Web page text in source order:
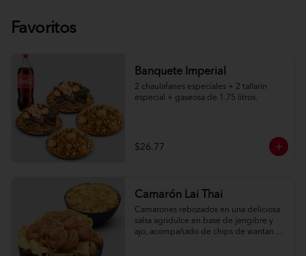
Favoritos
Banquete Imperial
2 chaulafanes especiales + 2 tallarin
especial + gaseosa de 1.75 litros.
$26.77
Camarón Lai Thai
Camarones rebozados en una deliciosa
salsa agridulce en base de jengibre y
ajo, acompañado de chips de wantan y